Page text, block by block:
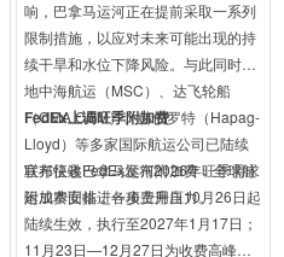
响，巴拿马运河正在提前采取一系列
限制措施，以应对未来可能出现的持
续干旱和水位下降风险。与此同时，
地中海航运（MSC）、达飞轮船
（CMA CGM）、赫伯罗特（Hapag-
Lloyd）等多家国际航运公司已陆续
宣布征收巴拿马运河附加费，全球航
运成本面临进一步上升压力。
FedEx上调旺季附加费
联邦快递FedEx发布2026年旺季需求
附加费安排，各项费用自10月26日起
陆续生效，执行至2027年1月17日；
11月23日—12月27日为收费高峰，